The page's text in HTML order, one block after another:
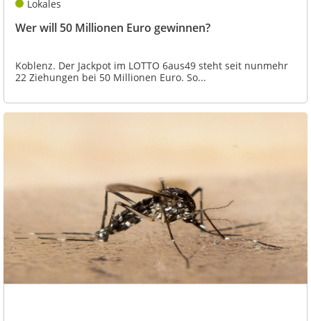
Lokales
Wer will 50 Millionen Euro gewinnen?
Koblenz. Der Jackpot im LOTTO 6aus49 steht seit nunmehr
22 Ziehungen bei 50 Millionen Euro. So...